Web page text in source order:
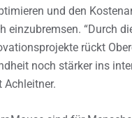
und den
einzubremsen. “Durch
rückt
noch stärker ins
Achleitner.